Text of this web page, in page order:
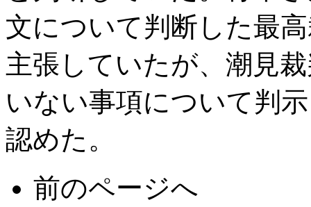
文について判断した最
主張していたが、潮見
いない事項について判
認めた。
前のページへ